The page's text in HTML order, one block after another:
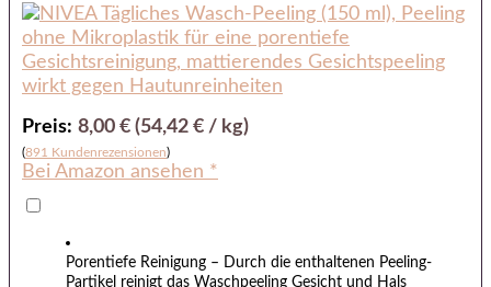
Preis: 8,00 € (54,42 € / kg)
(891 Kundenrezensionen)
Bei Amazon ansehen *
Porentiefe Reinigung – Durch die enthaltenen Peeling-
Partikel reinigt das Waschpeeling Gesicht und Hals